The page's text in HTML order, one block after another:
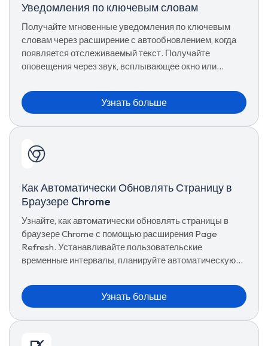
Уведомления по ключевым словам
Получайте мгновенные уведомления по ключевым
словам через расширение с автообновлением, когда
появляется отслеживаемый текст. Получайте
оповещения через звук, всплывающее окно или
Узнать больше
Как Автоматически Обновлять Страницу в
Браузере Chrome
Узнайте, как автоматически обновлять страницы в
браузере Chrome с помощью расширения Page
Refresh. Устанавливайте пользовательские
временные интервалы, планируйте автоматическую
управляйте расширенными параметрами обновления
для бесперебойного просмотра.
Узнать больше